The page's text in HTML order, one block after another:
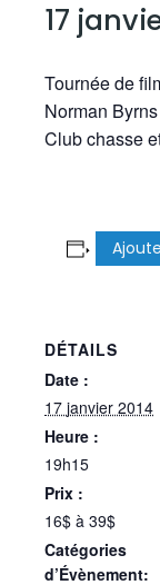
17
Tournée de
Norman
Club chasse
DÉTAILS
Date :
17 janvier 2014
Heure :
19h15
Prix :
16$ à 39$
Catégories
d’Évènement: